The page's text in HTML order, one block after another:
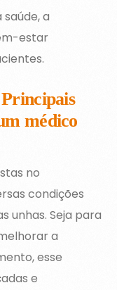
a
estar
médico
no
condições
unhas. Seja para
a
esse
e